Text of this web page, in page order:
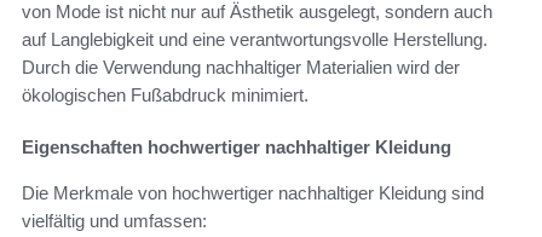
von Mode ist nicht nur auf Ästhetik ausgelegt, sondern auch
auf Langlebigkeit und eine verantwortungsvolle Herstellung.
Durch die Verwendung nachhaltiger Materialien wird der
ökologischen Fußabdruck minimiert.
Eigenschaften hochwertiger nachhaltiger Kleidung
Die Merkmale von hochwertiger nachhaltiger Kleidung sind
vielfältig und umfassen: